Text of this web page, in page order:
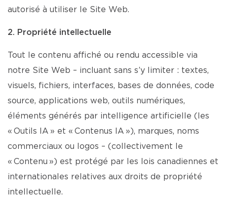
autorisé à utiliser le Site Web.
2. Propriété intellectuelle
Tout le contenu affiché ou rendu accessible via
notre Site Web – incluant sans s’y limiter : textes,
visuels, fichiers, interfaces, bases de données, code
source, applications web, outils numériques,
éléments générés par intelligence artificielle (les
« Outils IA » et « Contenus IA »), marques, noms
commerciaux ou logos – (collectivement le
« Contenu ») est protégé par les lois canadiennes et
internationales relatives aux droits de propriété
intellectuelle.